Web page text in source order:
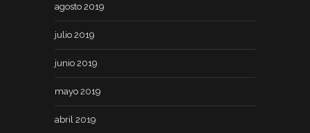
agosto 2019
julio 2019
junio 2019
mayo 2019
abril 2019